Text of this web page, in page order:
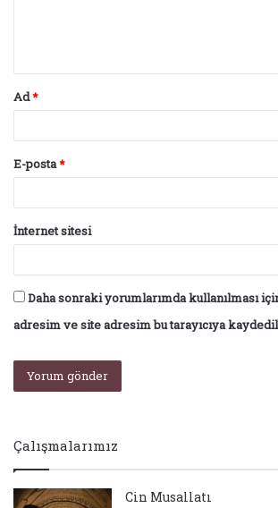
Ad*
E-posta*
İnternet sitesi
Daha sonraki yorumlarımda kullanılması
adresim ve site adresim bu tarayıcıya
Çalışmalarımız
Cin Musallatı